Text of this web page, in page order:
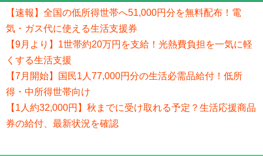
【速報】全国の低所得世帯へ51,000円分を無料配布！電
気・ガス代に使える生活支援券
【9月より】1世帯約20万円を支給！光熱費負担を一気に軽
くする生活支援
【7月開始】国民1人77,000円分の生活必需品給付！低所
得・中所得世帯向け
【1人約32,000円】秋までに受け取れる予定？生活応援商品
券の給付、最新状況を確認